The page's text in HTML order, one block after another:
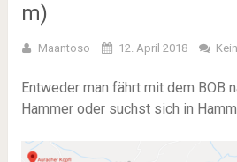
m)
Maantoso 12. April 2018
Entweder man fährt mit dem BOB
Hammer oder suchst sich in